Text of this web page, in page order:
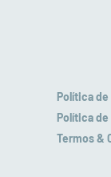
Política
Política
Termos &